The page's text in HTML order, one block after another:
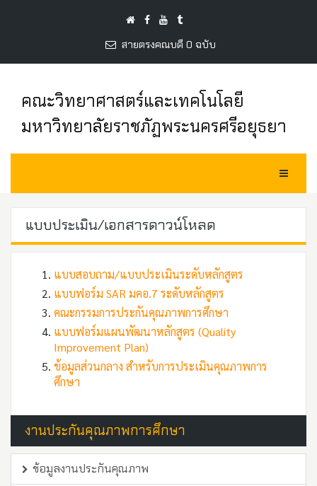
สายตรงคณบดี 0 ฉบับ
คณะวิทยาศาสตร์และเทคโนโลยี
มหาวิทยาลัยราชภัฏพระนครศรีอยุธยา
Toggle
แบบประเมิน/เอกสารดาวน์โหลด
แบบสอบถาม/แบบประเมินระดับหลักสูตร
แบบฟอร์ม SAR มคอ.7 ระดับหลักสูตร
คณะกรรมการประกันคุณภาพการศึกษา
แบบฟอร์มแผนพัฒนาหลักสูตร (Quality
Improvement Plan)
ข้อมูลส่วนกลาง สำหรับการประเมินคุณภาพการ
ศึกษา
งานประกันคุณภาพการศึกษา
ข้อมูลงานประกันคุณภาพ